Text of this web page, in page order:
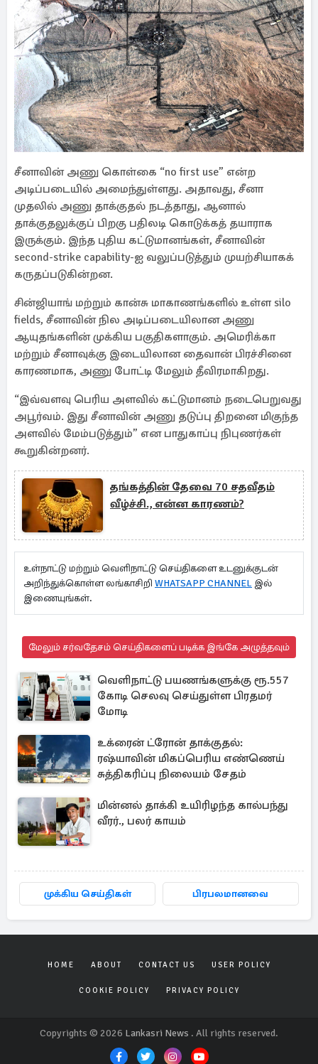
சீனாவின் அணு கொள்கை “no first use” என்ற
அடிப்படையில் அமைந்துள்ளது. அதாவது, சீனா
முதலில் அணு தாக்குதல் நடத்தாது, ஆனால்
தாக்குதலுக்குப் பிறகு பதிலடி கொடுக்கத் தயாராக
இருக்கும். இந்த புதிய கட்டுமானங்கள், சீனாவின்
second-strike capability-ஐ வலுப்படுத்தும் முயற்சியாகக்
கருதப்படுகின்றன.
சின்ஜியாங் மற்றும் கான்சு மாகாணங்களில் உள்ள silo
fields, சீனாவின் நில அடிப்படையிலான அணு
ஆயுதங்களின் முக்கிய பகுதிகளாகும். அமெரிக்கா
மற்றும் சீனாவுக்கு இடையிலான தைவான் பிரச்சினை
காரணமாக, அணு போட்டி மேலும் தீவிரமாகிறது.
“இவ்வளவு பெரிய அளவில் கட்டுமானம் நடைபெறுவது
அபூர்வம். இது சீனாவின் அணு தடுப்பு திறனை மிகுந்த
அளவில் மேம்படுத்தும்” என பாதுகாப்பு நிபுணர்கள்
கூறுகின்றனர்.
தங்கத்தின் தேவை 70 சதவீதம்
வீழ்ச்சி., என்ன காரணம்?
உள்நாட்டு மற்றும் வெளிநாட்டு செய்திகளை உடனுக்குடன்
அறிந்துக்கொள்ள லங்காசிறி WHATSAPP CHANNEL இல்
இணையுங்கள்.
மேலும் சர்வதேசம் செய்திகளைப் படிக்க இங்கே அழுத்தவும்
வெளிநாட்டு பயணங்களுக்கு ரூ.557
கோடி செலவு செய்துள்ள பிரதமர்
மோடி
உக்ரைன் ட்ரோன் தாக்குதல்:
ரஷ்யாவின் மிகப்பெரிய எண்ணெய்
சுத்திகரிப்பு நிலையம் சேதம்
மின்னல் தாக்கி உயிரிழந்த கால்பந்து
வீரர்., பலர் காயம்
முக்கிய செய்திகள் பிரபலமானவை
HOME ABOUT CONTACT US USER POLICY
COOKIE POLICY PRIVACY POLICY
Copyrights © 2026 Lankasri News . All rights reserved.